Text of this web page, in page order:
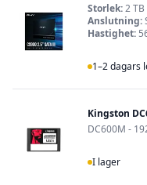
Storlek:2 TB
Anslutning:
Hastighet:
I Lager
1–2 dagars
Kingston
DC600M -
I Lager
I lager